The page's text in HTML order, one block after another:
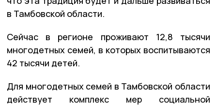
в Тамбовской области.
Сейчас в регионе проживают 12,8 тысячи
многодетных семей, в которых воспитываются
42 тысячи детей.
Для многодетных семей в Тамбовской области
действует комплекс мер социальной